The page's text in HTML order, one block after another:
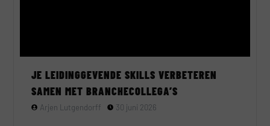
JE LEIDINGGEVENDE SKILLS VERBETEREN
SAMEN MET BRANCHECOLLEGA’S
Arjen Lutgendorff 30 juni 2026